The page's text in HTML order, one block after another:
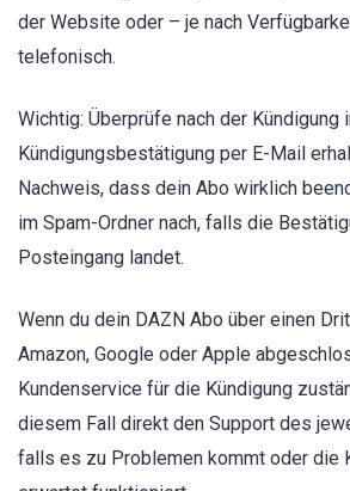
der Website oder – je nach
telefonisch.
Wichtig: Überprüfe nach der Kündigung
Kündigungsbestätigung per E-Mail
Nachweis, dass dein Abo wirklich
im Spam-Ordner nach, falls die
Posteingang landet.
Wenn du dein DAZN Abo über einen
Amazon, Google oder Apple
Kundenservice für die Kündigung
diesem Fall direkt den Support des
falls es zu Problemen kommt oder die